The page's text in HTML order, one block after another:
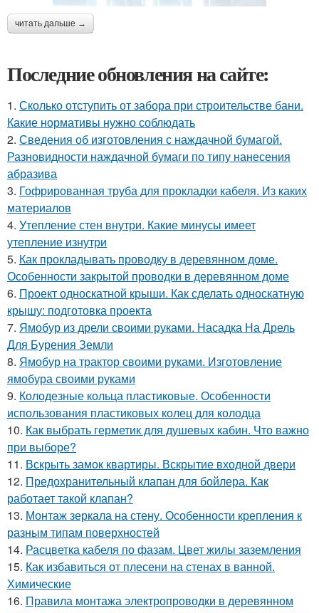
читать дальше →
Последние обновления на сайте:
1. Сколько отступить от забора при строительстве бани.
Какие нормативы нужно соблюдать
2. Сведения об изготовления с наждачной бумагой.
Разновидности наждачной бумаги по типу нанесения
абразива
3. Гофрированная труба для прокладки кабеля. Из каких
материалов
4. Утепление стен внутри. Какие минусы имеет
утепление изнутри
5. Как прокладывать проводку в деревянном доме.
Особенности закрытой проводки в деревянном доме
6. Проект односкатной крыши. Как сделать односкатную
крышу: подготовка проекта
7. Ямобур из дрели своими руками. Насадка На Дрель
Для Бурения Земли
8. Ямобур на трактор своими руками. Изготовление
ямобура своими руками
9. Колодезные кольца пластиковые. Особенности
использования пластиковых колец для колодца
10. Как выбрать герметик для душевых кабин. Что важно
при выборе?
11. Вскрыть замок квартиры. Вскрытие входной двери
12. Предохранительный клапан для бойлера. Как
работает такой клапан?
13. Монтаж зеркала на стену. Особенности крепления к
разным типам поверхностей
14. Расцветка кабеля по фазам. Цвет жилы заземления
15. Как избавиться от плесени на стенах в ванной.
Химические
16. Правила монтажа электропроводки в деревянном